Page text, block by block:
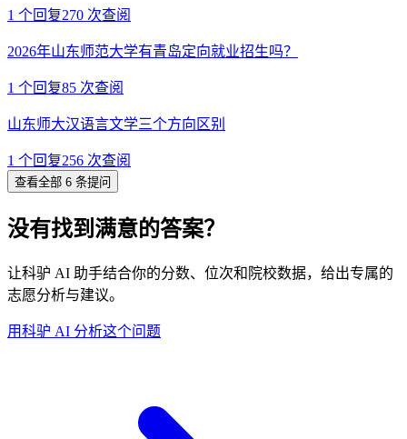
1 个回复270 次查阅
2026年山东师范大学有青岛定向就业招生吗？
1 个回复85 次查阅
山东师大汉语言文学三个方向区别
1 个回复256 次查阅
查看全部 6 条提问
没有找到满意的答案？
让科驴 AI 助手结合你的分数、位次和院校数据，给出专属的
志愿分析与建议。
用科驴 AI 分析这个问题